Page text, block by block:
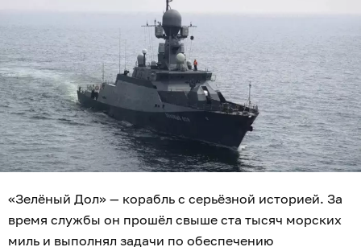
«Зелёный Дол» — корабль с серьёзной историей. За
время службы он прошёл свыше ста тысяч морских
миль и выполнял задачи по обеспечению